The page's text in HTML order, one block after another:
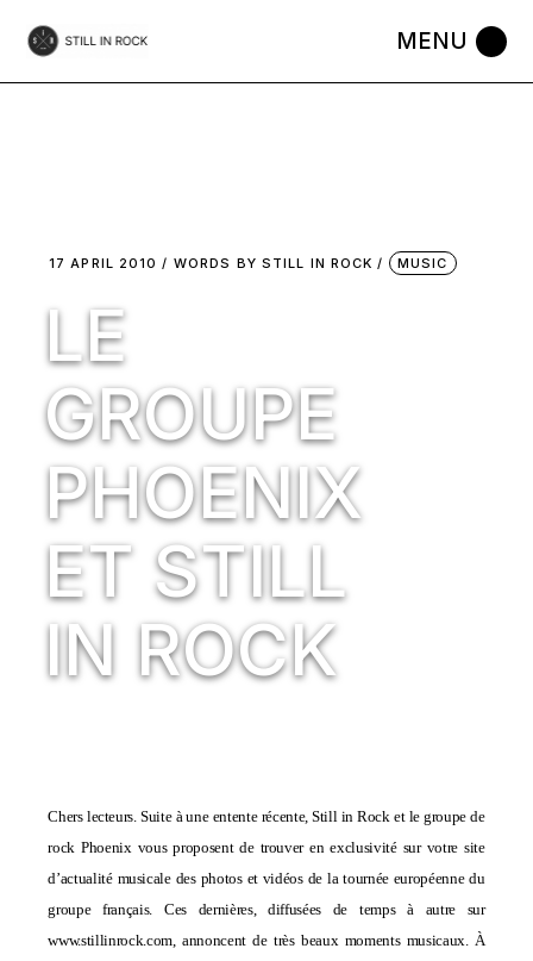
the
17 APRIL 2010 WORDS BY STILL IN ROCK MUSIC
LE
GROUPE
PHOENIX
ET STILL
IN ROCK
Chers lecteurs. Suite à une entente récente, Still in Rock et le groupe de
rock Phoenixvous proposent de trouver en exclusivité sur votre site
d’actualité musicale des photos et vidéos de la tournée européenne du
groupe français. Ces dernières, diffusées de temps à autre sur
www.stillinrock.com, annoncent de très beaux moments musicaux. À